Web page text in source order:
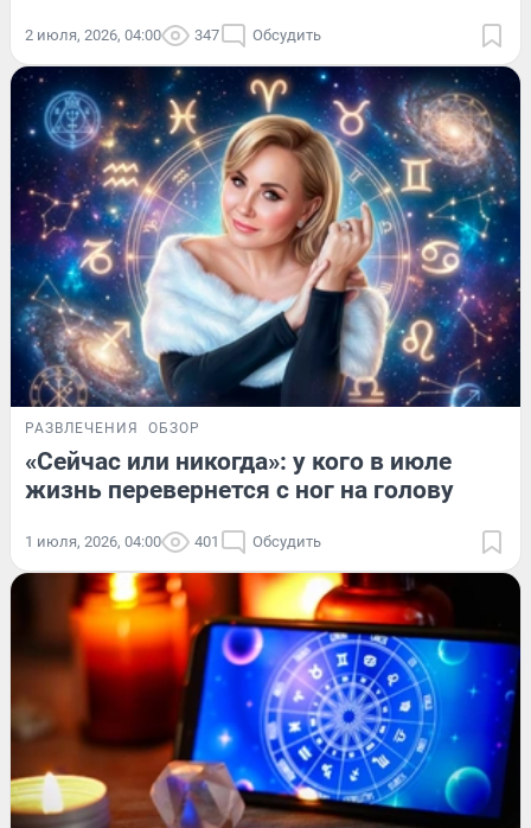
2 июля, 2026, 04:00 347 Обсудить
РАЗВЛЕЧЕНИЯ ОБЗОР
«Сейчас или никогда»: у кого в июле
жизнь перевернется с ног на голову
1 июля, 2026, 04:00 401 Обсудить